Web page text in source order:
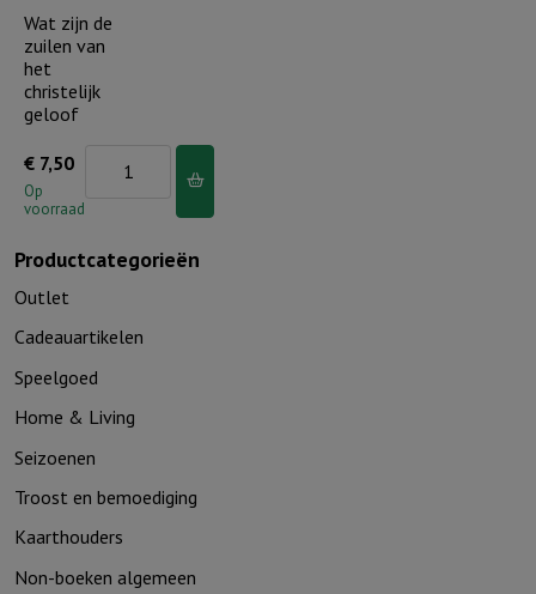
Productcategorieën
Outlet
Cadeauartikelen
Speelgoed
Home & Living
Seizoenen
Troost en bemoediging
Kaarthouders
Non-boeken algemeen
Wat zijn de
zuilen van
het
christelijk
geloof
€ 7,50
Op
voorraad
zuilen
geloof
aantal